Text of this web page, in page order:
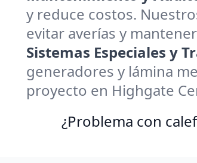
y reduce costos.
evitar averías y
Sistemas Especiales y
generadores y lámina
proyecto en Highgate
¿Problema con